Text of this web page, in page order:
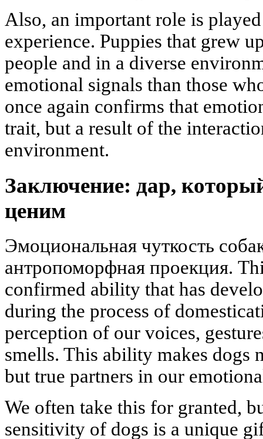
Also, an important role is
experience. Puppies that grew
people and in a diverse
emotional signals than those
once again confirms that
trait, but a result of the
environment.
Заключение: дар,
ценим
Эмоциональная чуткость
антропоморфная проекция.
confirmed ability that has
during the process of
perception of our voices,
smells. This ability makes dogs
but true partners in our
We often take this for granted,
sensitivity of dogs is a unique